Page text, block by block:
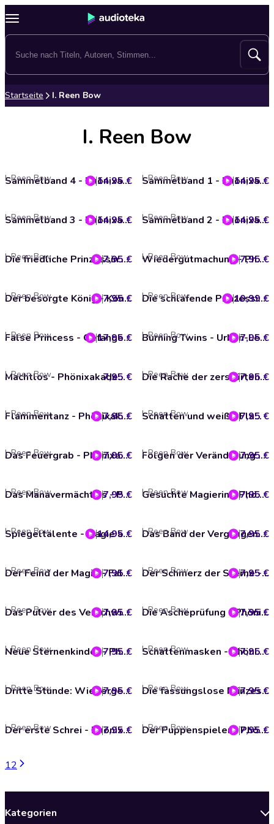
Startseite I. Reen Bow
I. Reen Bow
Sammelband 4 - Phönixakademie, Band 4 (ungekürzt)
I. Reen Bow 14,95 € Sammelband 1 - Phönixakademie, Band 1 (ungekürzt)
I. Reen Bow 14,95 €
Sammelband 3 - Phönixakademie, Band 3 (ungekürzt)
I. Reen Bow 14,95 € Sammelband 2 - Phönixakademie, Band 2 (ungekürzt)
I. Reen Bow 14,95 €
Die friedliche Prinzessin - Königreich der Träume, Sequenz 5 (ungekürzt)
I. Reen Bow 7,95 € Wiedergutmachung - Phönixakademie, Band 16 (ungekürzt)
I. Reen Bow 7,95 €
Der besorgte König - Königreich der Träume, Sequenz 6 (ungekürzt)
I. Reen Bow 7,95 € Die schlafende Prinzessin - Königreich der Träume, Sequenz 1 (Ungekürzt)
I. Reen Bow 10,99 €
False Princess - Gefangen in der Todeszone (ungekürzt)
I. Reen Bow 17,95 € Burning Twins - Urban-Legends-Hunter - Splitter der roten Tür, Band 1 (ungekürzt)
I. Reen Bow 7,95 €
Machtlos - Phönixakademie, Band 10
I. Reen Bow 7,95 € Die Rache der zerstörten Welt - Phönixakademie, Band 17 (ungekürzt)
I. Reen Bow 7,95 €
Flammentanz - Phönixakademie, Band 18 (ungekürzt)
I. Reen Bow 7,95 € Schatten und weiße Flammen - Phönixakademie, Band 14 (ungekürzt)
I. Reen Bow 7,95 €
Das Feuergrab - Phönixakademie, Band 12 (ungekürzt)
I. Reen Bow 7,95 € Folgen der Veränderung - Phönixakademie, Band 13 (ungekürzt)
I. Reen Bow 7,95 €
Das Manavermächtnis - Phönixakademie, Band 11 (ungekürzt)
I. Reen Bow 7,95 € Gesuchte Magierin - Phönixakademie - Galaxy Key, Hologramm 1 (ungekürzt)
I. Reen Bow 7,95 €
Spiegeltalente - Magie aus Silber und Gold (ungekürzt)
I. Reen Bow 14,95 € Das Band der Vergangenheit - Falscher Phönix, Episode 2 (ungekürzt)
I. Reen Bow 7,95 €
Der Feind der Magie - Falscher Phönix, Episode 1 (ungekürzt)
I. Reen Bow 7,95 € Der Schmerz der Sterne - Falscher Phönix, Episode 4 (ungekürzt)
I. Reen Bow 7,95 €
Das Pulver des Verschwindens - Falscher Phönix, Episode 3 (ungekürzt)
I. Reen Bow 7,95 € Die Ascheprüfung - Phönixakademie, Band 15 (ungekürzt)
I. Reen Bow 7,95 €
Neue Sternenkinder - Phönixakademie - Galaxy Key, Hologramm 2 (ungekürzt)
I. Reen Bow 7,95 € Schattenmasken - Phönixakademie - Galaxy Key, Hologramm 3 (ungekürzt)
I. Reen Bow 7,95 €
Dritte Stunde: Wiedergeburt - Magische Zeitasche, Band 3 (ungekürzt)
I. Reen Bow 7,95 € Die fassungslose Prinzessin - Königreich der Träume, Sequenz 7 (ungekürzt)
I. Reen Bow 7,95 €
Der erste Schrei - Phönixakademie, Band 20 (ungekürzt)
I. Reen Bow 7,95 € Der Puppenspieler - Phönixakademie, Band 19 (ungekürzt)
I. Reen Bow 7,95 €
12
Kategorien